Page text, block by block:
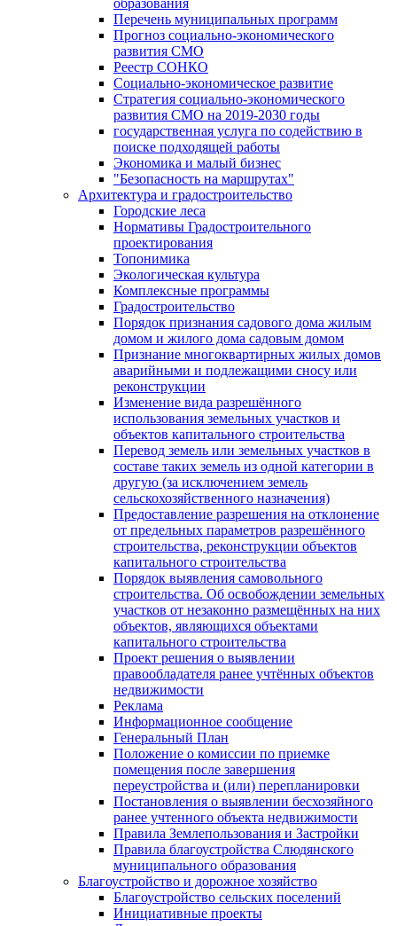
образования
Перечень муниципальных программ
Прогноз социально-экономического
развития СМО
Реестр СОНКО
Социально-экономическое развитие
Стратегия социально-экономического
развития СМО на 2019-2030 годы
государственная услуга по содействию в
поиске подходящей работы
Экономика и малый бизнес
"Безопасность на маршрутах"
Архитектура и градостроительство
Городские леса
Нормативы Градостроительного
проектирования
Топонимика
Экологическая культура
Комплексные программы
Градостроительство
Порядок признания садового дома жилым
домом и жилого дома садовым домом
Признание многоквартирных жилых домов
аварийными и подлежащими сносу или
реконструкции
Изменение вида разрешённого
использования земельных участков и
объектов капитального строительства
Перевод земель или земельных участков в
составе таких земель из одной категории в
другую (за исключением земель
сельскохозяйственного назначения)
Предоставление разрешения на отклонение
от предельных параметров разрешённого
строительства, реконструкции объектов
капитального строительства
Порядок выявления самовольного
строительства. Об освобождении земельных
участков от незаконно размещённых на них
объектов, являющихся объектами
капитального строительства
Проект решения о выявлении
правообладателя ранее учтённых объектов
недвижимости
Реклама
Информационное сообщение
Генеральный План
Положение о комиссии по приемке
помещения после завершения
переустройства и (или) перепланировки
Постановления о выявлении бесхозяйного
ранее учтенного объекта недвижимости
Правила Землепользования и Застройки
Правила благоустройства Слюдянского
муниципального образования
Благоустройство и дорожное хозяйство
Благоустройство сельских поселений
Инициативные проекты